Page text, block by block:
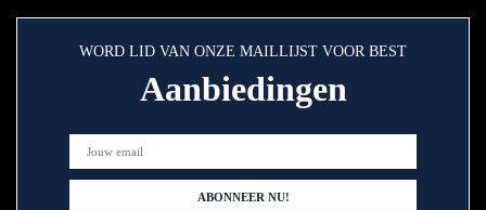
WORD LID VAN ONZE MAILLIJST VOOR BEST
Aanbiedingen